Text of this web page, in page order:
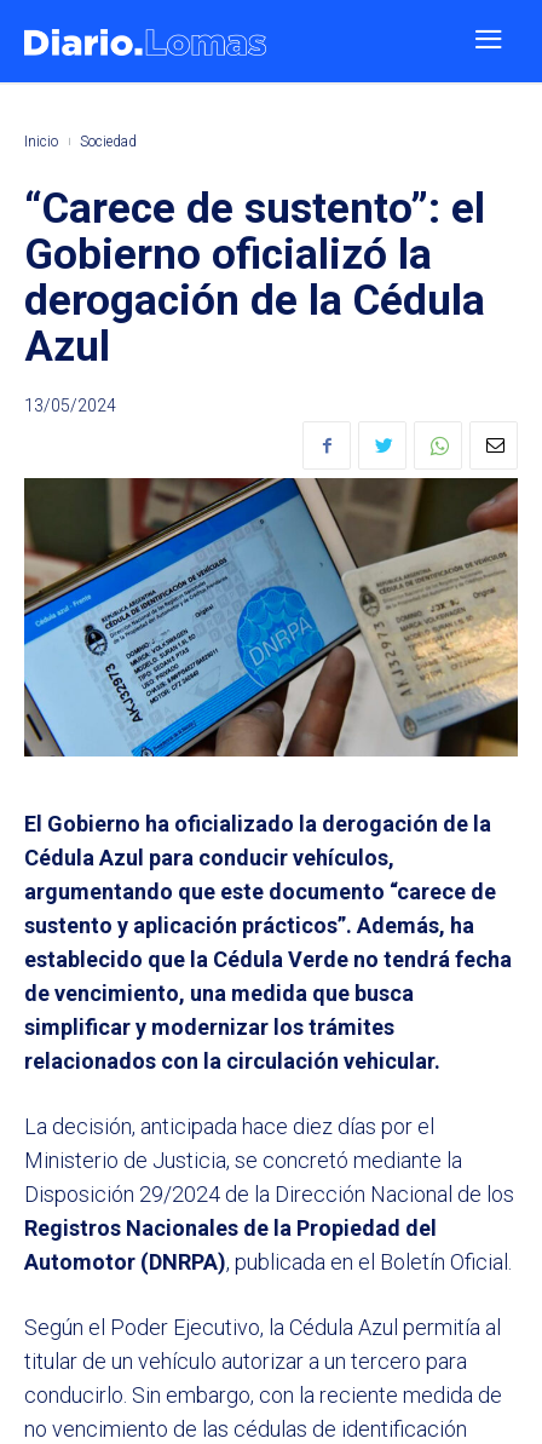
Inicio Sociedad
“Carece de sustento”: el
Gobierno oficializó la
derogación de la Cédula
Azul
13/05/2024
El Gobierno ha oficializado la derogación de la
Cédula Azul para conducir vehículos,
argumentando que este documento “carece de
sustento y aplicación prácticos”. Además, ha
establecido que la Cédula Verde no tendrá fecha
de vencimiento, una medida que busca
simplificar y modernizar los trámites
relacionados con la circulación vehicular.
La decisión, anticipada hace diez días por el
Ministerio de Justicia, se concretó mediante la
Disposición 29/2024 de la Dirección Nacional de los
Registros Nacionales de la Propiedad del
Automotor (DNRPA), publicada en el Boletín Oficial.
Según el Poder Ejecutivo, la Cédula Azul permitía al
titular de un vehículo autorizar a un tercero para
conducirlo. Sin embargo, con la reciente medida de
no vencimiento de las cédulas de identificación